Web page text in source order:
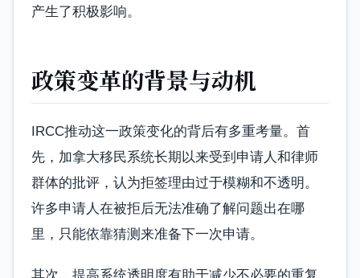
产生了积极影响。
政策变革的背景与动机
IRCC推动这一政策变化的背后有多重考量。首
先，加拿大移民系统长期以来受到申请人和律师
群体的批评，认为拒签理由过于模糊和不透明。
许多申请人在被拒后无法准确了解问题出在哪
里，只能依靠猜测来准备下一次申请。